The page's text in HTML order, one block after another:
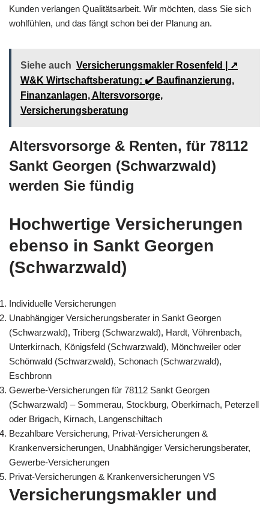
Kunden verlangen Qualitätsarbeit. Wir möchten, dass Sie sich
wohlfühlen, und das fängt schon bei der Planung an.
Siehe auch Versicherungsmakler Rosenfeld | ↗️
W&K Wirtschaftsberatung: ✔️ Baufinanzierung,
Finanzanlagen, Altersvorsorge,
Versicherungsberatung
Altersvorsorge & Renten, für 78112
Sankt Georgen (Schwarzwald)
werden Sie fündig
Hochwertige Versicherungen
ebenso in Sankt Georgen
(Schwarzwald)
Individuelle Versicherungen
Unabhängiger Versicherungsberater in Sankt Georgen
(Schwarzwald), Triberg (Schwarzwald), Hardt, Vöhrenbach,
Unterkirnach, Königsfeld (Schwarzwald), Mönchweiler oder
Schönwald (Schwarzwald), Schonach (Schwarzwald),
Eschbronn
Gewerbe-Versicherungen für 78112 Sankt Georgen
(Schwarzwald) – Sommerau, Stockburg, Oberkirnach, Peterzell
oder Brigach, Kirnach, Langenschiltach
Bezahlbare Versicherung, Privat-Versicherungen &
Krankenversicherungen, Unabhängiger Versicherungsberater,
Gewerbe-Versicherungen
Privat-Versicherungen & Krankenversicherungen VS
Versicherungsmakler und